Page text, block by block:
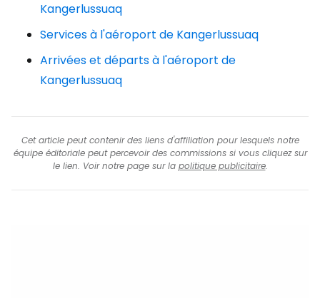
Kangerlussuaq
Services à l'aéroport de Kangerlussuaq
Arrivées et départs à l'aéroport de
Kangerlussuaq
Cet article peut contenir des liens d'affiliation pour lesquels notre
équipe éditoriale peut percevoir des commissions si vous cliquez sur
le lien. Voir notre page sur la politique publicitaire.